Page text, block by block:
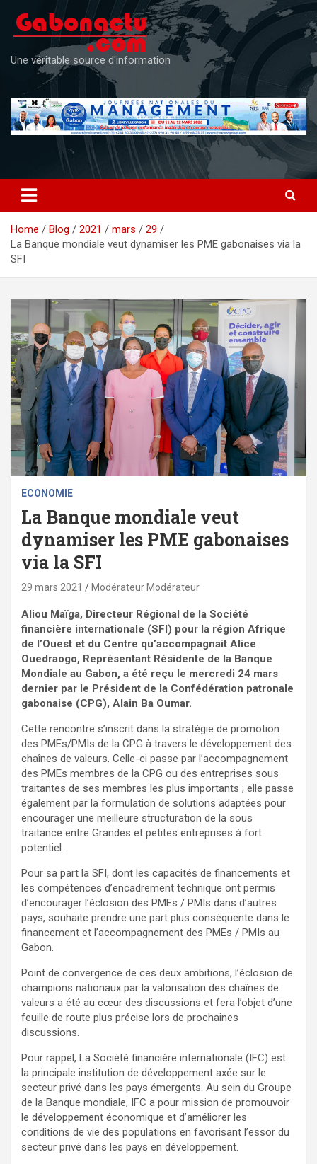
content
Une véritable source d'information
Home Blog 2021 mars
29
La Banque mondiale veut dynamiser les PME gabonaises via la
SFI
ECONOMIE
La Banque mondiale veut
dynamiser les PME gabonaises
via la SFI
29 mars 2021 Modérateur Modérateur
Aliou Maïga, Directeur Régional de la Société
financière internationale (SFI) pour la région Afrique
de l’Ouest et du Centre qu’accompagnait Alice
Ouedraogo, Représentant Résidente de la Banque
Mondiale au Gabon, a été reçu le mercredi 24 mars
dernier par le Président de la Confédération patronale
gabonaise (CPG), Alain Ba Oumar.
Cette rencontre s’inscrit dans la stratégie de promotion
des PMEs/PMIs de la CPG à travers le développement des
chaînes de valeurs. Celle-ci passe par l’accompagnement
des PMEs membres de la CPG ou des entreprises sous
traitantes de ses membres les plus importants ; elle passe
également par la formulation de solutions adaptées pour
encourager une meilleure structuration de la sous
traitance entre Grandes et petites entreprises à fort
potentiel.
Pour sa part la SFI, dont les capacités de financements et
les compétences d’encadrement technique ont permis
d’encourager l’éclosion des PMEs / PMIs dans d’autres
pays, souhaite prendre une part plus conséquente dans le
financement et l’accompagnement des PMEs / PMIs au
Gabon.
Point de convergence de ces deux ambitions, l’éclosion de
champions nationaux par la valorisation des chaînes de
valeurs a été au cœur des discussions et fera l’objet d’une
feuille de route plus précise lors de prochaines
discussions.
Pour rappel, La Société financière internationale (IFC) est
la principale institution de développement axée sur le
secteur privé dans les pays émergents. Au sein du Groupe
de la Banque mondiale, IFC a pour mission de promouvoir
le développement économique et d’améliorer les
conditions de vie des populations en favorisant l’essor du
secteur privé dans les pays en développement.